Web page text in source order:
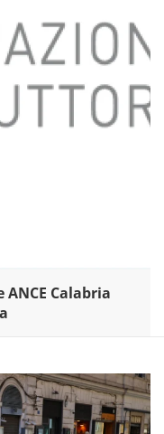
Calabria